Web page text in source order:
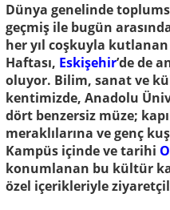
Dünya genelinde
geçmiş ile bugün
her yıl coşkuyla kutlanan
Haftası, Eskişehir’de de
oluyor. Bilim, sanat ve
kentimizde, Anadolu
dört benzersiz müze;
meraklılarına ve genç
Kampüs içinde ve tarihi
konumlanan bu kültür
özel içerikleriyle